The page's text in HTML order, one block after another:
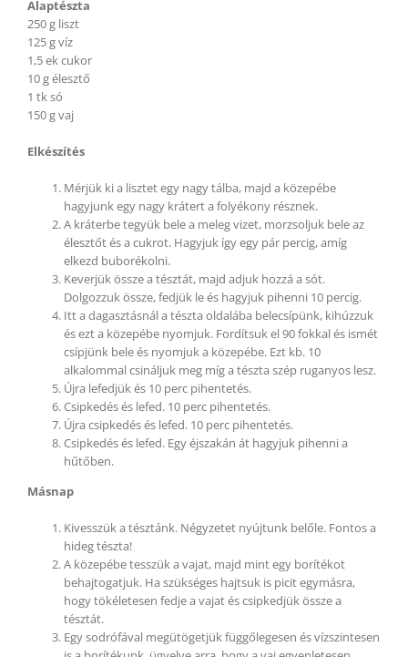
Alaptészta
250 g liszt
125 g víz
1,5 ek cukor
10 g élesztő
1 tk só
150 g vaj
Elkészítés
Mérjük ki a lisztet egy nagy tálba, majd a közepébe
hagyjunk egy nagy krátert a folyékony résznek.
A kráterbe tegyük bele a meleg vizet, morzsoljuk bele az
élesztőt és a cukrot. Hagyjuk így egy pár percig, amíg
elkezd buborékolni.
Keverjük össze a tésztát, majd adjuk hozzá a sót.
Dolgozzuk össze, fedjük le és hagyjuk pihenni 10 percig.
Itt a dagasztásnál a tészta oldalába belecsípünk, kihúzzuk
és ezt a közepébe nyomjuk. Fordítsuk el 90 fokkal és ismét
csípjünk bele és nyomjuk a közepébe. Ezt kb. 10
alkalommal csináljuk meg míg a tészta szép ruganyos lesz.
Újra lefedjük és 10 perc pihentetés.
Csipkedés és lefed. 10 perc pihentetés.
Újra csipkedés és lefed. 10 perc pihentetés.
Csipkedés és lefed. Egy éjszakán át hagyjuk pihenni a
hűtőben.
Másnap
Kivesszük a tésztánk. Négyzetet nyújtunk belőle. Fontos a
hideg tészta!
A közepébe tesszük a vajat, majd mint egy borítékot
behajtogatjuk. Ha szükséges hajtsuk is picit egymásra,
hogy tökéletesen fedje a vajat és csipkedjük össze a
tésztát.
Egy sodrófával megütögetjük függőlegesen és vízszintesen